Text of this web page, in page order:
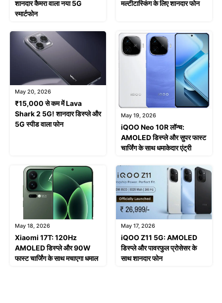
शानदार कैमरा वाला नया 5G
स्मार्टफोन
मल्टीटास्किंग के लिए शानदार फोन
May 20, 2026
₹15,000 से कम में Lava
Shark 2 5G! शानदार डिस्प्ले और
5G स्पीड वाला फोन
May 19, 2026
iQOO Neo 10R लॉन्च:
AMOLED डिस्प्ले और सुपर फास्ट
चार्जिंग के साथ धमाकेदार एंट्री
May 18, 2026
Xiaomi 17T: 120Hz
AMOLED डिस्प्ले और 90W
फास्ट चार्जिंग के साथ मचाएगा धमाल
May 17, 2026
iQOO Z11 5G: AMOLED
डिस्प्ले और पावरफुल प्रोसेसर के
साथ शानदार फोन